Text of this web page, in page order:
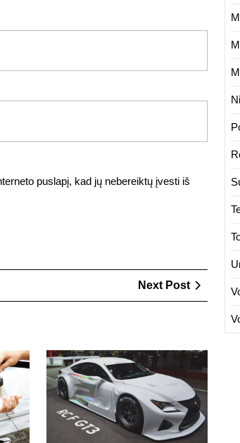
puslapį, kad jų nebereiktų įvesti iš
Next Post
Next
Post
Išsamiai
parengta
laipsniška
vairuotojų
licencijavimo
programa
RC
F